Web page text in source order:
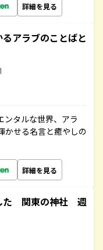
詳細を見る
アラブのことばと
ンタルな世界、アラ
かせる名言と癒やしの
詳細を見る
た 関東の神社 週